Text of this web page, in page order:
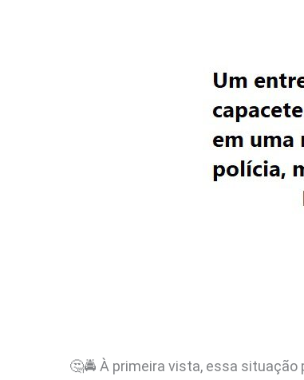
🤔🚔 À primeira vista, essa